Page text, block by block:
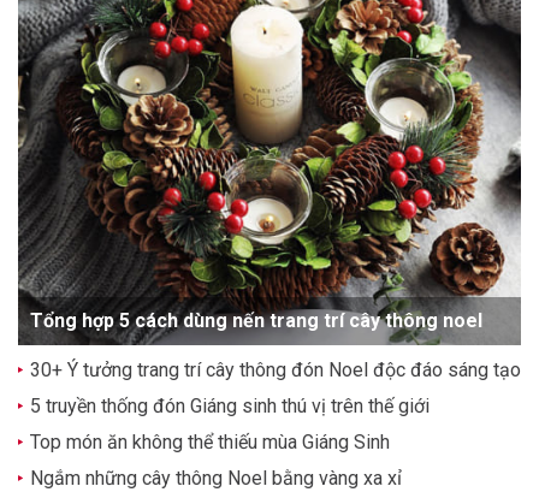
Tổng hợp 5 cách dùng nến trang trí cây thông noel
30+ Ý tưởng trang trí cây thông đón Noel độc đáo sáng tạo
5 truyền thống đón Giáng sinh thú vị trên thế giới
Top món ăn không thể thiếu mùa Giáng Sinh
Ngắm những cây thông Noel bằng vàng xa xỉ